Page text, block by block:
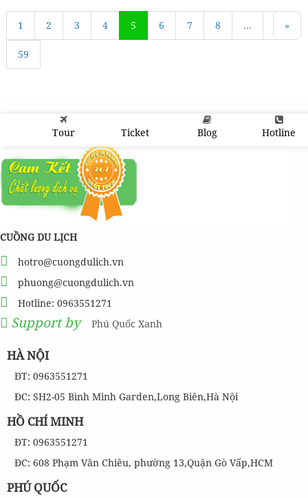
«
1 2 3 4 5 6 7 8 ...
59
»
Tour Ticket Blog Hotline
CUỒNG DU LỊCH
hotro@cuongdulich.vn
phuong@cuongdulich.vn
Hotline: 0963551271
Support by Phú Quốc Xanh
HÀ NỘI
ĐT: 0963551271
ĐC: SH2-05 Bình Minh Garden,Long Biên,Hà Nội
HỒ CHÍ MINH
ĐT: 0963551271
ĐC: 608 Phạm Văn Chiêu, phường 13,Quận Gò Vấp,HCM
PHÚ QUỐC